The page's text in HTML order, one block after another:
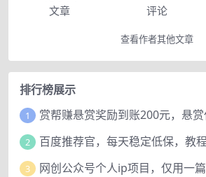
文章 评论
查看作者其他文章
排行榜展示
1
2 百度推荐官，每天稳定低保，教
3